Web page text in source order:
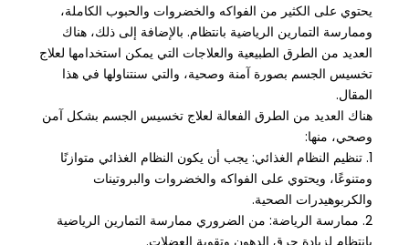
يحتوي على الكثير من الفواكه والخضروات والحبوب الكاملة،
وممارسة التمارين الرياضية بانتظام. بالإضافة إلى ذلك، هناك
العديد من الطرق الطبيعية والعلاجات التي يمكن استخدامها لعلاج
تخسيس الجسم بصورة آمنة وصحية، والتي سنتناولها في هذا
المقال.
هناك العديد من الطرق الفعالة لعلاج تخسيس الجسم بشكل آمن
وصحي، منها:
1. تنظيم النظام الغذائي: يجب أن يكون النظام الغذائي متوازنًا
ومتنوعًا، ويحتوي على الفواكه والخضروات والبروتينات
والكربوهيدرات الصحية.
2. ممارسة الرياضة: من الضروري ممارسة التمارين الرياضية
بانتظام لزيادة حرق الدهون وتقوية العضلات.